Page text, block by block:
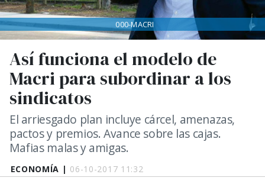
ECONOMÍA | 06-10-2017 11:32
Así funciona el modelo de
Macri para subordinar a los
sindicatos
El arriesgado plan incluye cárcel, amenazas,
pactos y premios. Avance sobre las cajas.
Mafias malas y amigas.
000-MACRI